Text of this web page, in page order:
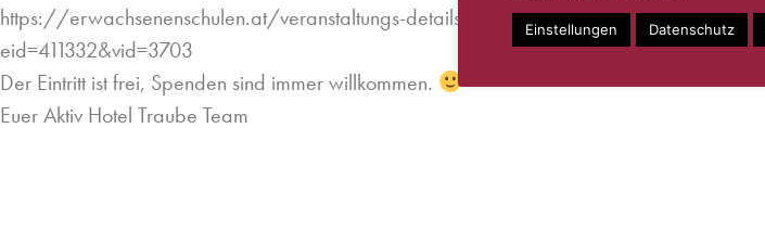
https://erwachsenenschulen.at/veranstaltungs-details/?
eid=411332&vid=3703
Der Eintritt ist frei, Spenden sind immer willkommen.
Euer Aktiv Hotel Traube Team
Einstellungen Datenschutz